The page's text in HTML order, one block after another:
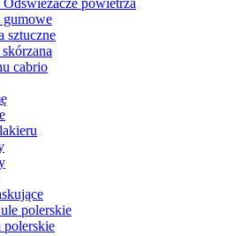
sztuczne
cabrio
polerskie
polerskie